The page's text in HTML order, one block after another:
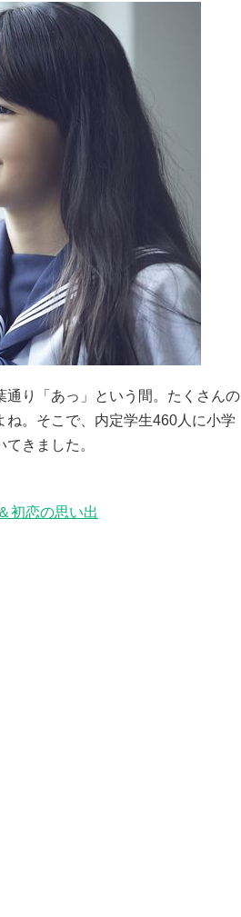
り「あっ」という間。たくさんの
。そこで、内定学生460人に小学
きました。
初恋の思い出